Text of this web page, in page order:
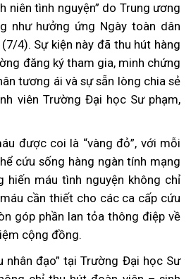
niên tình nguyện” do Trung ương
như hưởng ứng Ngày toàn dân
4). Sự kiện này đã thu hút hàng
đăng ký tham gia, minh chứng
tương ái và sự sẵn lòng chia sẻ
viên Trường Đại học Sư phạm,
được coi là “vàng đỏ”, với mỗi
cứu sống hàng ngàn tính mạng
hiến máu tình nguyện không chỉ
cần thiết cho các ca cấp cứu
góp phần lan tỏa thông điệp về
cộng đồng.
nhân đạo” tại Trường Đại học Sư